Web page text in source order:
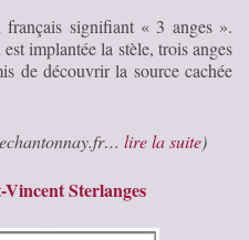
français signifiant « 3 anges ».
implantée la stèle, trois anges
de découvrir la source cachée
lire la suite)
Sterlanges